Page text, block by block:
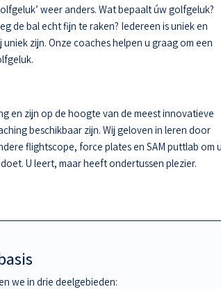
weer anders. Wat bepaalt úw golfgeluk?
de bal echt fijn te raken? Iedereen is uniek en
zijn. Onze coaches helpen u graag om een
en zijn op de hoogte van de meest innovatieve
beschikbaar zijn. Wij geloven in leren door
flightscope, force plates en SAM puttlab om u
U leert, maar heeft ondertussen plezier.
we in drie deelgebieden: